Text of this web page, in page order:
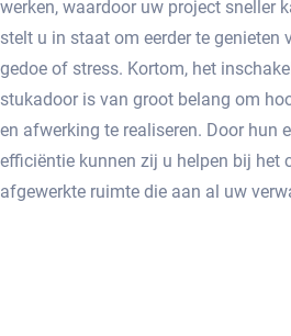
werken, waardoor uw project sneller
stelt u in staat om eerder te genieten
gedoe of stress. Kortom, het
stukadoor is van groot belang om
en afwerking te realiseren.​ Door hun
efficiëntie kunnen zij u helpen bij het
afgewerkte ruimte die aan al uw